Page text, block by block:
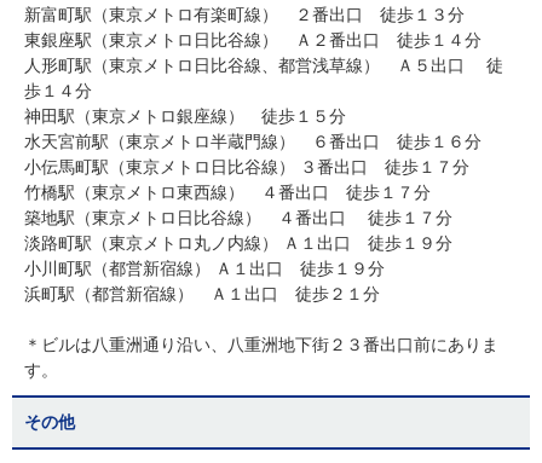
新富町駅（東京メトロ有楽町線） ２番出口 徒歩１３分
東銀座駅（東京メトロ日比谷線） Ａ２番出口 徒歩１４分
人形町駅（東京メトロ日比谷線、都営浅草線） Ａ５出口 徒
歩１４分
神田駅（東京メトロ銀座線） 徒歩１５分
水天宮前駅（東京メトロ半蔵門線） ６番出口 徒歩１６分
小伝馬町駅（東京メトロ日比谷線） ３番出口 徒歩１７分
竹橋駅（東京メトロ東西線） ４番出口 徒歩１７分
築地駅（東京メトロ日比谷線） ４番出口 徒歩１７分
淡路町駅（東京メトロ丸ノ内線） Ａ１出口 徒歩１９分
小川町駅（都営新宿線） Ａ１出口 徒歩１９分
浜町駅（都営新宿線） Ａ１出口 徒歩２１分
＊ビルは八重洲通り沿い、八重洲地下街２３番出口前にありま
す。
その他